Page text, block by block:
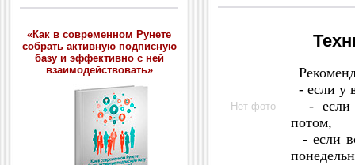
«Как в современном Рунете
собрать активную подписную
базу и эффективно с ней
взаимодействовать»
Нет фото
- если у
- если
потом,
- если